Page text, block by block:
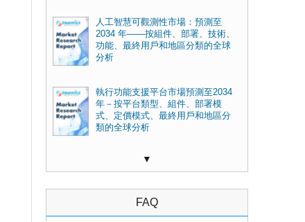
人工智慧可觀測性市場：預測至
2034 年——按組件、部署、技術、
功能、最終用戶和地區分類的全球
分析
執行功能支援平台市場預測至2034
年－按平台類型、組件、部署模
式、定價模式、最終用戶和地區分
類的全球分析
▼
FAQ